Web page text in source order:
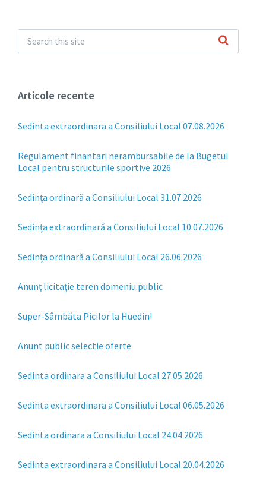
Articole recente
Sedinta extraordinara a Consiliului Local 07.08.2026
Regulament finantari nerambursabile de la Bugetul
Local pentru structurile sportive 2026
Sedința ordinară a Consiliului Local 31.07.2026
Sedința extraordinară a Consiliului Local 10.07.2026
Sedința ordinară a Consiliului Local 26.06.2026
Anunț licitație teren domeniu public
Super-Sâmbăta Picilor la Huedin!
Anunt public selectie oferte
Sedinta ordinara a Consiliului Local 27.05.2026
Sedinta extraordinara a Consiliului Local 06.05.2026
Sedinta ordinara a Consiliului Local 24.04.2026
Sedinta extraordinara a Consiliului Local 20.04.2026